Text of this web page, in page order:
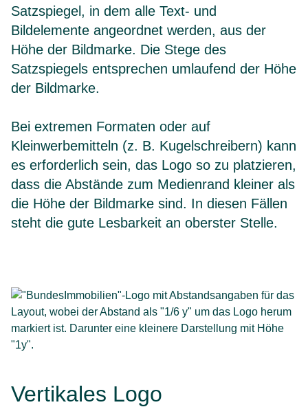
Satzspiegel, in dem alle Text- und
Bildelemente angeordnet werden, aus der
Höhe der Bildmarke. Die Stege des
Satzspiegels entsprechen umlaufend der Höhe
der Bildmarke.
Bei extremen Formaten oder auf
Kleinwerbemitteln (z. B. Kugelschreibern) kann
es erforderlich sein, das Logo so zu platzieren,
dass die Abstände zum Medienrand kleiner als
die Höhe der Bildmarke sind. In diesen Fällen
steht die gute Lesbarkeit an oberster Stelle.
Vertikales Logo